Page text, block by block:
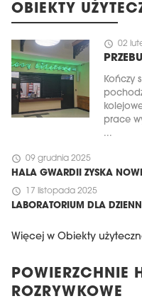
OBIEKTY
schedule 02
Kończy
prace
...
schedule 09 grudnia 2025
HALA GWARDII ZYSKA
schedule 17 listopada 2025
LABORATORIUM DLA
Więcej w Obiekty
POWIERZCHNIE
ROZRYWKOWE